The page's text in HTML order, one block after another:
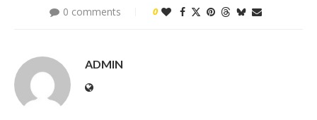
0 comments 0
ADMIN